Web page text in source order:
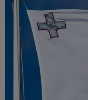
viaggio.